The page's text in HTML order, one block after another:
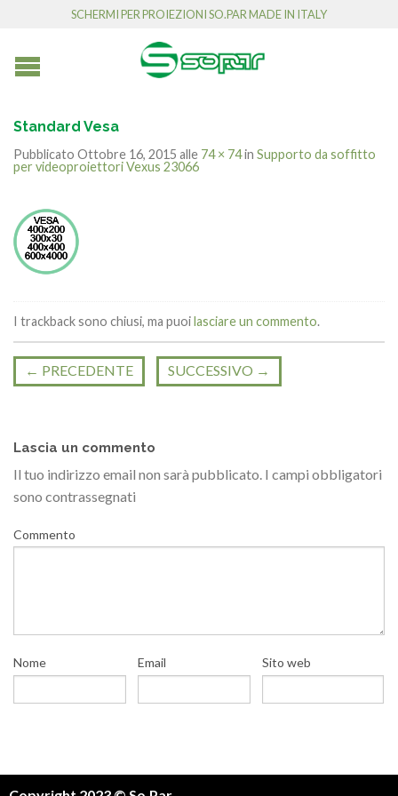
SCHERMI PER PROIEZIONI SO.PAR MADE IN ITALY
Standard Vesa
Pubblicato Ottobre 16, 2015 alle 74 × 74in Supporto da soffitto
per videoproiettori Vexus 23066
I trackback sono chiusi, ma puoilasciare un commento.
← PRECEDENTE SUCCESSIVO →
Lascia un commento
Il tuo indirizzo email non sarà pubblicato. I campi obbligatori
sono contrassegnati
Commento
Nome Email Sito web